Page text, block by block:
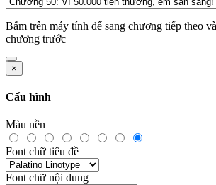
Bấm trên máy tính để sang chương tiếp theo
chương trước
×
Cấu hình
Màu nền
Font chữ tiêu đề
Font chữ nội dung